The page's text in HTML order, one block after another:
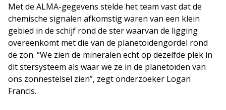
Met de ALMA-gegevens stelde het team vast dat de
chemische signalen afkomstig waren van een klein
gebied in de schijf rond de ster waarvan de ligging
overeenkomt met die van de planetoïdengordel rond
de zon. “We zien de mineralen echt op dezelfde plek in
dit stersysteem als waar we ze in de planetoïden van
ons zonnestelsel zien”, zegt onderzoeker Logan
Francis.